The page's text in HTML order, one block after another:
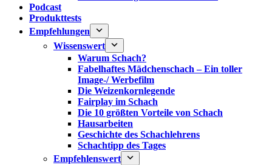
Podcast
Produkttests
Empfehlungen
Wissenswert
Warum Schach?
Fabelhaftes Mädchenschach – Ein toller
Image-/ Werbefilm
Die Weizenkornlegende
Fairplay im Schach
Die 10 größten Vorteile von Schach‎
Hausarbeiten
Geschichte des Schachlehrens
Schachtipp des Tages
Empfehlenswert